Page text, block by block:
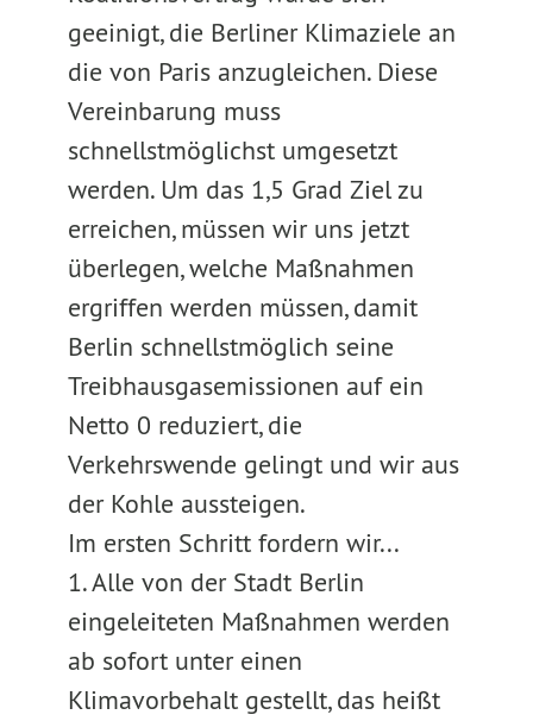
geeinigt, die Berliner Klimaziele an
die von Paris anzugleichen. Diese
Vereinbarung muss
schnellstmöglichst umgesetzt
werden. Um das 1,5 Grad Ziel zu
erreichen, müssen wir uns jetzt
überlegen, welche Maßnahmen
ergriffen werden müssen, damit
Berlin schnellstmöglich seine
Treibhausgasemissionen auf ein
Netto 0 reduziert, die
Verkehrswende gelingt und wir aus
der Kohle aussteigen.
Im ersten Schritt fordern wir...
1. Alle von der Stadt Berlin
eingeleiteten Maßnahmen werden
ab sofort unter einen
Klimavorbehalt gestellt, das heißt